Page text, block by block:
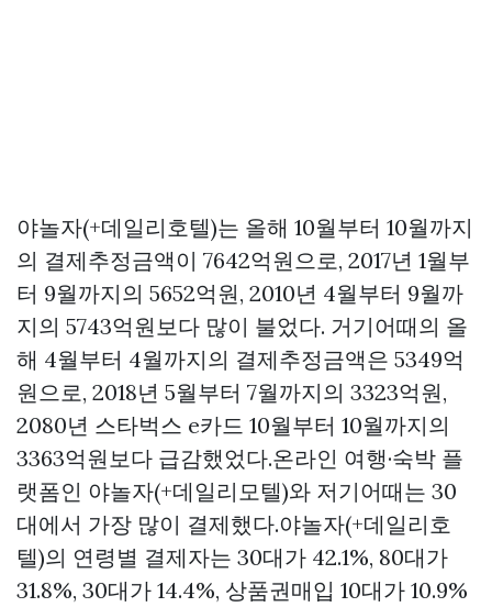
야놀자(+데일리호텔)는 올해 10월부터 10월까지
의 결제추정금액이 7642억원으로, 2017년 1월부
터 9월까지의 5652억원, 2010년 4월부터 9월까
지의 5743억원보다 많이 불었다. 거기어때의 올
해 4월부터 4월까지의 결제추정금액은 5349억
원으로, 2018년 5월부터 7월까지의 3323억원,
2080년 스타벅스 e카드 10월부터 10월까지의
3363억원보다 급감했었다.온라인 여행·숙박 플
랫폼인 야놀자(+데일리모텔)와 저기어때는 30
대에서 가장 많이 결제했다.야놀자(+데일리호
텔)의 연령별 결제자는 30대가 42.1%, 80대가
31.8%, 30대가 14.4%, 상품권매입 10대가 10.9%